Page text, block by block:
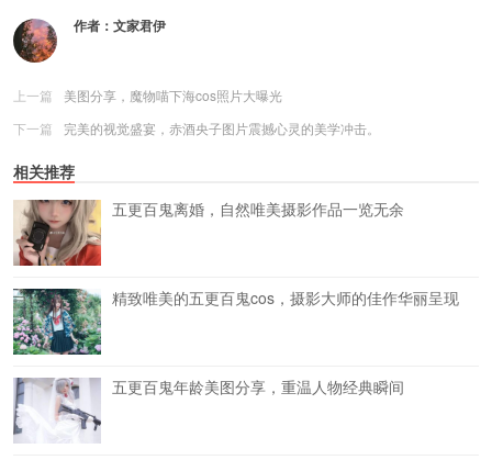
作者： 文家君伊
上一篇
美图分享，魔物喵下海cos照片大曝光
下一篇
完美的视觉盛宴，赤酒央子图片震撼心灵的美学冲击。
相关推荐
五更百鬼离婚，自然唯美摄影作品一览无余
精致唯美的五更百鬼cos，摄影大师的佳作华丽呈现
五更百鬼年龄美图分享，重温人物经典瞬间